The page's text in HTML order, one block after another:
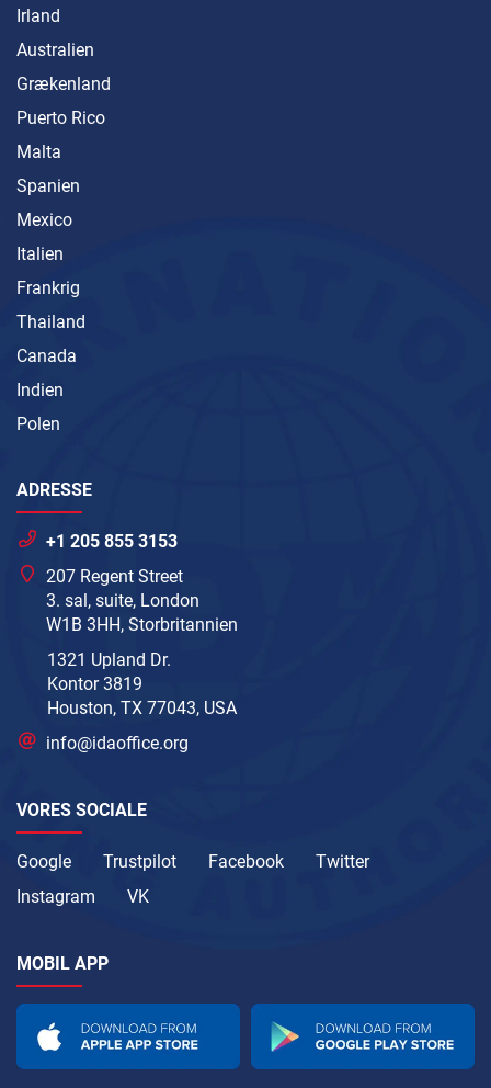
Irland
Australien
Grækenland
Puerto Rico
Malta
Spanien
Mexico
Italien
Frankrig
Thailand
Canada
Indien
Polen
ADRESSE
+1 205 855 3153
207 Regent Street
3. sal, suite, London
W1B 3HH, Storbritannien
1321 Upland Dr.
Kontor 3819
Houston, TX 77043, USA
info@idaoffice.org
VORES SOCIALE
Google Trustpilot Facebook
Twitter
Instagram
VK
MOBIL APP